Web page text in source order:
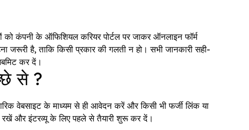
कंपनी के ऑफिशियल करियर पोर्टल पर जाकर ऑनलाइन फॉर्म
जरूरी है, ताकि किसी प्रकार की गलती न हो। सभी जानकारी सही-
कर दें।
से ?
वेबसाइट के माध्यम से ही आवेदन करें और किसी भी फर्जी लिंक या
और इंटरव्यू के लिए पहले से तैयारी शुरू कर दें।